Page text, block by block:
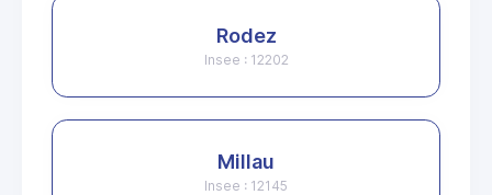
Rodez
Insee : 12202
Millau
Insee : 12145